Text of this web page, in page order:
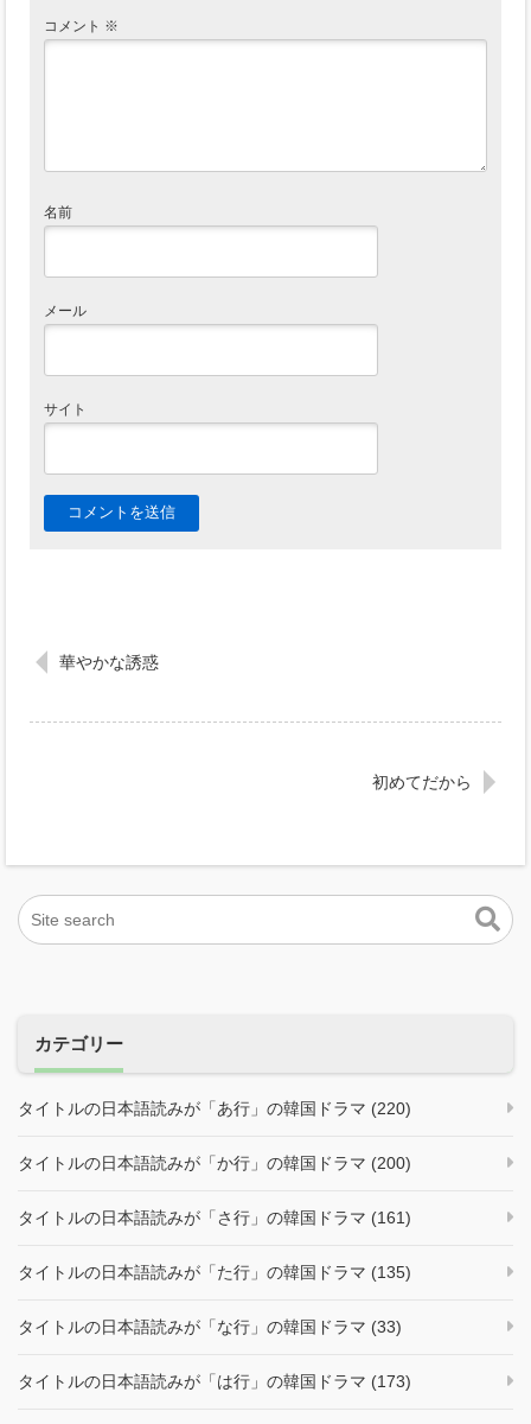
コメント ※
名前
メール
サイト
華やかな誘惑
初めてだから
カテゴリー
タイトルの日本語読みが「あ行」の韓国ドラマ (220)
タイトルの日本語読みが「か行」の韓国ドラマ (200)
タイトルの日本語読みが「さ行」の韓国ドラマ (161)
タイトルの日本語読みが「た行」の韓国ドラマ (135)
タイトルの日本語読みが「な行」の韓国ドラマ (33)
タイトルの日本語読みが「は行」の韓国ドラマ (173)